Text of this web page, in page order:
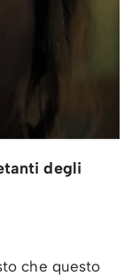
degli
che questo